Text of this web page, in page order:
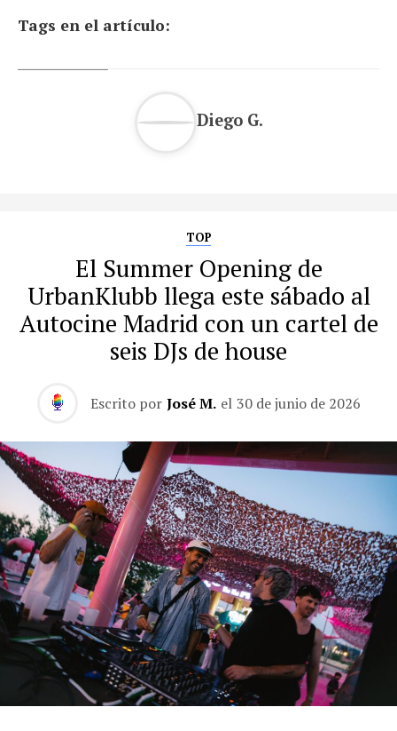
Tags en el artículo:
Diego G.
TOP
El Summer Opening de
UrbanKlubb llega este sábado al
Autocine Madrid con un cartel de
seis DJs de house
Escrito por José M. el 30 de junio de 2026